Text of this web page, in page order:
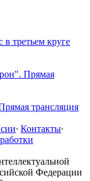
третьем круге
Прямая
трансляция
· Контакты·
Федерации